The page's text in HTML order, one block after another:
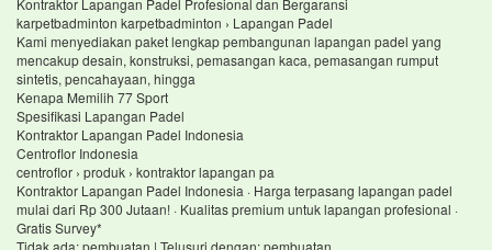
Kontraktor Lapangan Padel Profesional dan Bergaransi
karpetbadminton karpetbadminton › Lapangan Padel
Kami menyediakan paket lengkap pembangunan lapangan padel yang
mencakup desain, konstruksi, pemasangan kaca, pemasangan rumput
sintetis, pencahayaan, hingga
Kenapa Memilih 77 Sport
Spesifikasi Lapangan Padel
Kontraktor Lapangan Padel Indonesia
Centroflor Indonesia
centroflor › produk › kontraktor lapangan pa
Kontraktor Lapangan Padel Indonesia · Harga terpasang lapangan padel
mulai dari Rp 300 Jutaan! · Kualitas premium untuk lapangan profesional ·
Gratis Survey*
Tidak ada: pembuatan ‎| Telusuri dengan: pembuatan